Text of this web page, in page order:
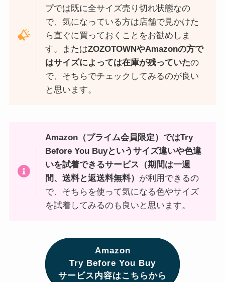
プでは既に全サイズ売り切れ状態なの
で、気になっている方は店舗で見かけた
ら直ぐに買っておくことをお勧めしま
す。またはZOZOTOWNやAmazonの方で
はサイズによっては在庫が残っていたの
で、そちらでチェックしてみるのが良い
と思います。
Amazon（プライム会員限定）ではTry
Before You Buyというサイズ違いや色違
いを試着できるサービス（期間は一週
間、送料と返送料無料） が利用できるの
で、そちらを使って気になる色やサイズ
を試着してみるのも良いと思います。
Amazon
Try Before You Buy
サービス内容はこちらから